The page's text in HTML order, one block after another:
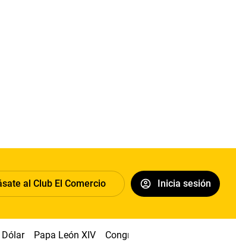
al Club El Comercio Inicia sesión
Dólar Papa León XIV Congreso